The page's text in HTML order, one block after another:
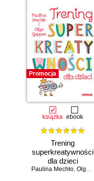
Promocja
książka ebook
Trening
superkreatywności
dla dzieci
Paulina Mechło, Olga Geppert